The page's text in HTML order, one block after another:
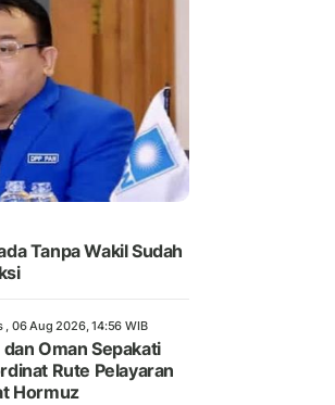
Tanpa Wakil Sudah
, 06 Aug 2026, 14:56 WIB
dan Oman Sepakati
Rute Pelayaran
Hormuz